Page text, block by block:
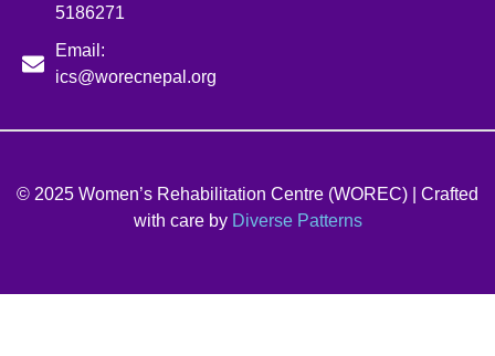
5186271
Email:
ics@worecnepal.org
© 2025 Women’s Rehabilitation Centre (WOREC) | Crafted
with care by Diverse Patterns